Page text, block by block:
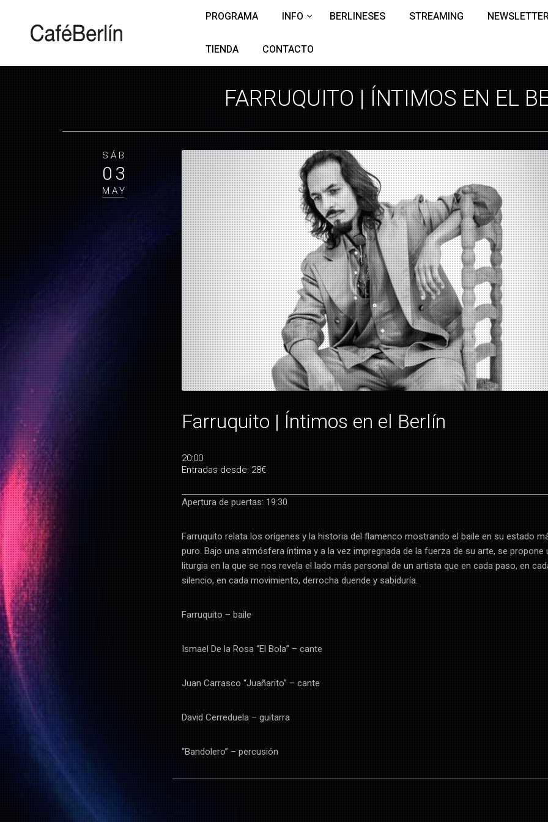
PROGRAMA INFO BERLINESES STREAMING
TIENDA CONTACTO
FARRUQUITO | ÍNTIMOS EN EL
SÁB
03
MAY
Farruquito | Íntimos en el Berlín
20:00
Entradas desde: 28€
Apertura de puertas: 19:30
Farruquito relata los orígenes y la historia del flamenco mostrando el baile en su estado
puro. Bajo una atmósfera íntima y a la vez impregnada de la fuerza de su arte, se propone
liturgia en la que se nos revela el lado más personal de un artista que en cada paso, en
silencio, en cada movimiento, derrocha duende y sabiduría.
Farruquito – baile
Ismael De la Rosa “El Bola” – cante
Juan Carrasco “Juañarito” – cante
David Cerreduela – guitarra
“Bandolero” – percusión